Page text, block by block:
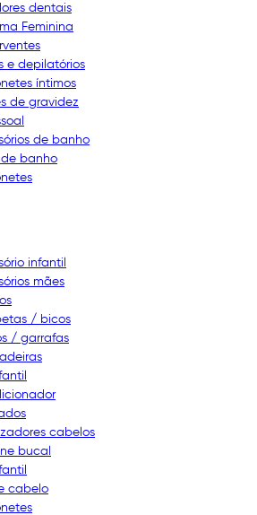
dentais
Feminina
e depilatórios
íntimos
de gravidez
de banho
banho
infantil
mães
/ bicos
/ garrafas
cabelos
bucal
cabelo